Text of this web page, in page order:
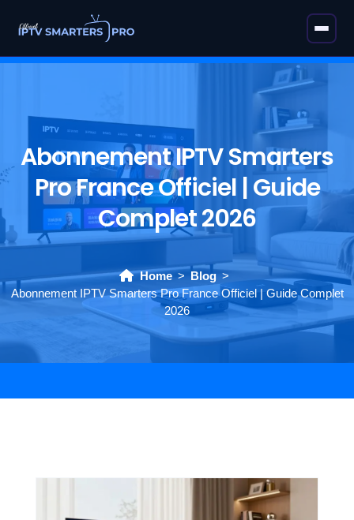
Abonnement IPTV Smarters
Pro France Officiel | Guide
Complet 2026
Home
Blog
Abonnement IPTV Smarters Pro France Officiel | Guide Complet
2026